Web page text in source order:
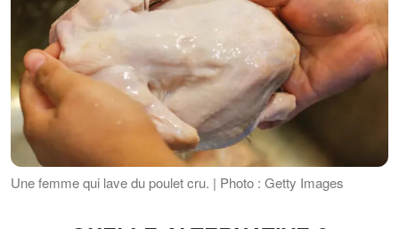
Une femme qui lave du poulet cru. | Photo : Getty Images